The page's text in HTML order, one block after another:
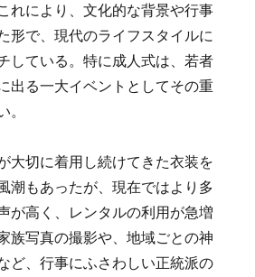
れにより、文化的な背景や行事
形で、現代のライフスタイルに
している。特に成人式は、若者
出る一大イベントとしてその重
。
大切に着用し続けてきた衣装を
潮もあったが、現在ではより多
が高く、レンタルの利用が急増
族写真の撮影や、地域ごとの神
ど、行事にふさわしい正統派の